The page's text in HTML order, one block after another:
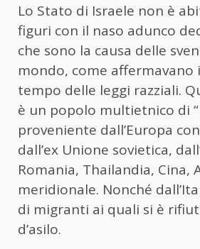
Lo Stato di Israele non è
figuri con il naso adunco
che sono la causa delle
mondo, come affermavano
tempo delle leggi razziali.
è un popolo multietnico di
proveniente dall’Europa
dall’ex Unione sovietica,
Romania, Thailandia, Cina,
meridionale. Nonché
di migranti ai quali si è
d’asilo.